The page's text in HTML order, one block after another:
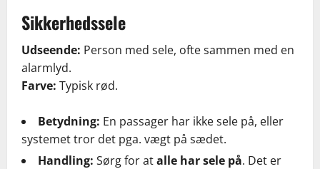
Sikkerhedssele
Udseende: Person med sele, ofte sammen med en
alarmlyd.
Farve: Typisk rød.
Betydning: En passager har ikke sele på, eller
systemet tror det pga. vægt på sædet.
Handling: Sørg for atalle har sele på. Det er